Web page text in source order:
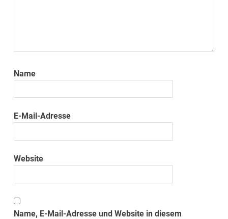
Name
E-Mail-Adresse
Website
Name, E-Mail-Adresse und Website in diesem